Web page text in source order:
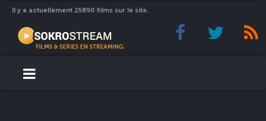
Il y a actuellement 25890 films sur le site.